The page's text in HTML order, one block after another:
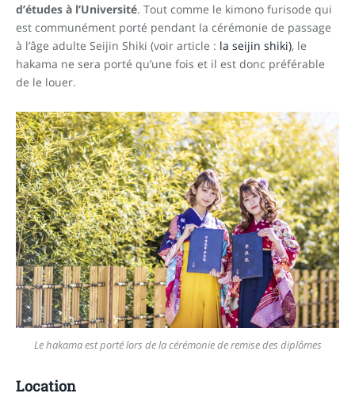
d’études à l’Université. Tout comme le kimono furisode qui
est communément porté pendant la cérémonie de passage
à l’âge adulte Seijin Shiki (voir article : la seijin shiki), le
hakama ne sera porté qu’une fois et il est donc préférable
de le louer.
Le hakama est porté lors de la cérémonie de remise des diplômes
Location